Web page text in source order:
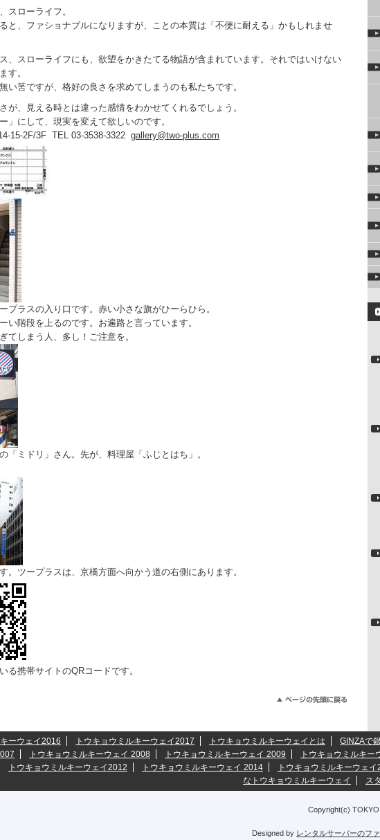
スローライフ。
と、ファショナブルになりますが、ことの本質は「不便に耐える」かもしれませ
、スローライフにも、欲望をかきたてる物語が含まれています。それではいけない
す。
い筈ですが、格好の良さを求めてしまうのも私たちです。
が、見える時とは違った感情をわかせてくれるでしょう。
」にして、現実を変えて欲しいのです。
15-2F/3F TEL 03-3538-3322 gallery@two-plus.com
プラスの入り口です。赤い小さな旗がひーらひら。
い階段を上るのです。お遍路と言っています。
てしまう人、多し！ご注意を。
「ミドリ」さん。先が、料理屋「ふじとはち」。
。ツープラスは、京橋方面へ向かう道の右側にあります。
る携帯サイトのQRコードです。
ーウェイ2016 トウキョウミルキーウェイ2017 トウキョウミルキーウェイとは GINZAで
トウキョウミルキーウェイ 2008 トウキョウミルキーウェイ 2009 トウキョウミルキー
トウキョウミルキーウェイ2012 トウキョウミルキーウェイ 2014 トウキョウミルキーウェイ
なトウキョウミルキーウェイ
ス
Copyright(c) TOKYO
Designed by レンタルサーバーのフ